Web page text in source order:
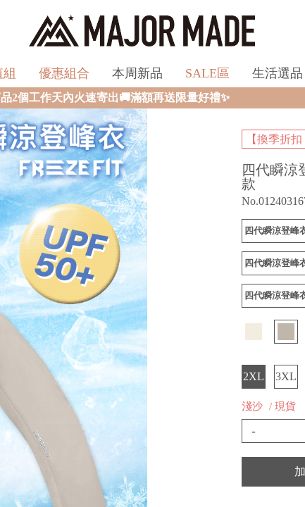
優惠組合 本周新品 SALE區 生活選品
滿額再送限量好禮✨
【換季折
四代瞬涼
款
四代瞬涼登峰
四代瞬涼登峰
四代瞬涼登峰
2XL 3XL
淺沙 / 現貨
-